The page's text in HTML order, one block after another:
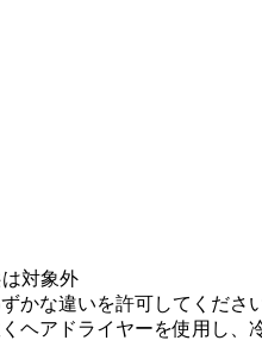
対象外
かな違いを許可してくださ
ヘアドライヤーを使用し、